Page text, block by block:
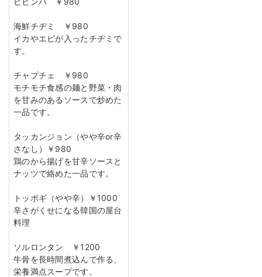
海鮮チヂミ ￥980
イカやエビが入ったチヂミで
す。
チャプチェ ￥980
モチモチ食感の麺と野菜・肉
を甘みのあるソースで炒めた
一品です。
タッカンジョン（やや辛or辛
さなし）￥980
鶏のから揚げを甘辛ソースと
ナッツで絡めた一品です。
トッポギ（やや辛）￥1000
辛さがくせになる韓国の屋台
料理
ソルロンタン ￥1200
牛骨を長時間煮込んで作る、
栄養満点スープです。